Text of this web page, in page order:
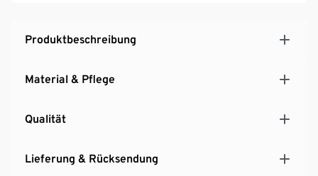
Produktbeschreibung
Material & Pflege
Qualität
Lieferung & Rücksendung